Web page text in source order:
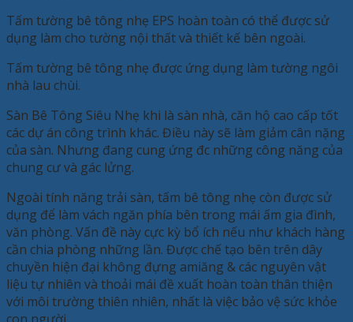
Tấm tường bê tông nhẹ EPS hoàn toàn có thể được sử
dụng làm cho tường nội thất và thiết kế bên ngoài.
Tấm tường bê tông nhẹ được ứng dụng làm tường ngôi
nhà lau chùi.
Sàn Bê Tông Siêu Nhẹ khi là sàn nhà, căn hộ cao cấp tốt
các dự án công trình khác. Điều này sẽ làm giảm cân nặng
của sàn. Nhưng đang cung ứng đc những công năng của
chung cư và gác lửng.
Ngoài tính năng trải sàn, tấm bê tông nhẹ còn được sử
dụng để làm vách ngăn phía bên trong mái ấm gia đình,
văn phòng. Vấn đề này cực kỳ bổ ích nếu như khách hàng
cần chia phòng những lần. Được chế tạo bên trên dây
chuyền hiện đại không đựng amiăng & các nguyên vật
liệu tự nhiên và thoải mái đề xuất hoàn toàn thân thiện
với môi trường thiên nhiên, nhất là việc bảo vệ sức khỏe